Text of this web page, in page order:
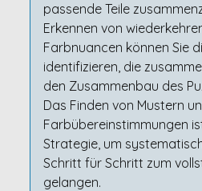
passende Teile
Erkennen von
Farbnuancen können Sie
identifizieren, die
den Zusammenbau des
Das Finden von Mustern
Farbübereinstimmungen
Strategie, um
Schritt für Schritt zum
gelangen.